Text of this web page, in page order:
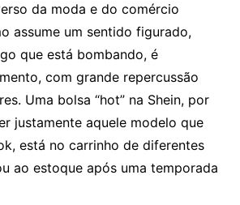
da moda e do comércio
assume um sentido figurado,
que está bombando, é
com grande repercussão
Uma bolsa “hot” na Shein, por
justamente aquele modelo que
está no carrinho de diferentes
ao estoque após uma temporada